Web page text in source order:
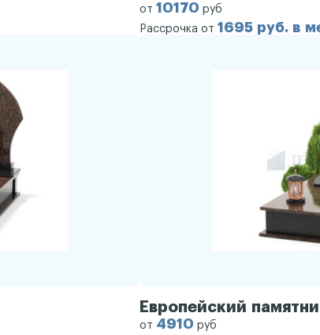
от 10170 руб
Рассрочка от 1695 руб. в
Европейский
от 4910 руб